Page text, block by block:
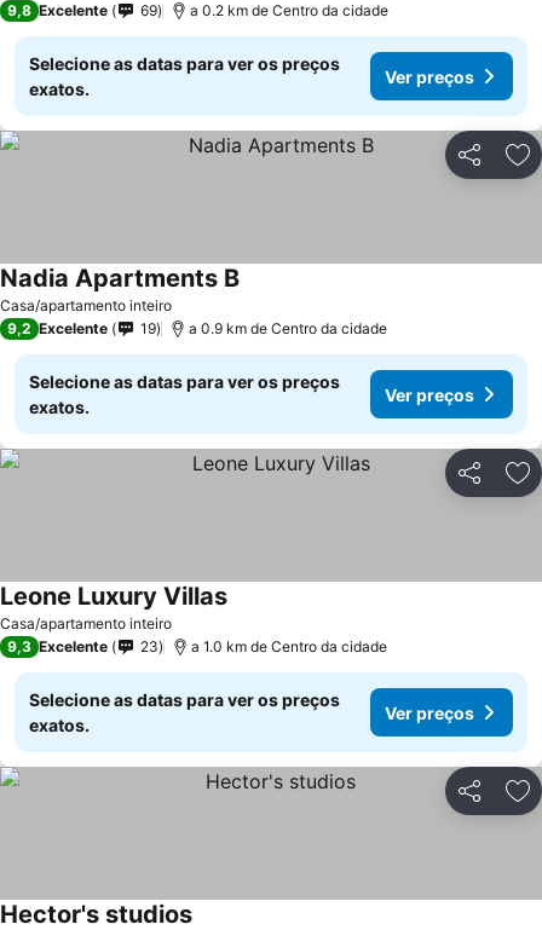
9,8 Excelente 69 a 0.2 km de Centro da cidade
Selecione as datas para ver os preços
exatos.
Ver preços
Partilhar
Casa/apartamento inteiro
Nadia Apartments B
9,2 Excelente 19 a 0.9 km de Centro da cidade
Selecione as datas para ver os preços
exatos.
Ver preços
Partilhar
Casa/apartamento inteiro
Leone Luxury Villas
9,3 Excelente 23 a 1.0 km de Centro da cidade
Selecione as datas para ver os preços
exatos.
Ver preços
Partilhar
Hector's studios